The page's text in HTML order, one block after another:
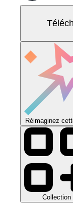
Réimaginez
Collection